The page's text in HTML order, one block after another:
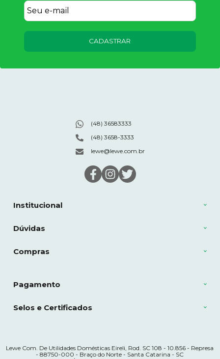
CADASTRAR
Institucional
Dúvidas
Compras
(48) 36583333
(48) 3658-3333
lewe@lewe.com.br
Pagamento
Selos e Certificados
Lewe Com. De Utilidades Domésticas Eireli, Rod. SC 108 - 10.856 - Represa
- 88750-000 - Braço do Norte - Santa Catarina - SC